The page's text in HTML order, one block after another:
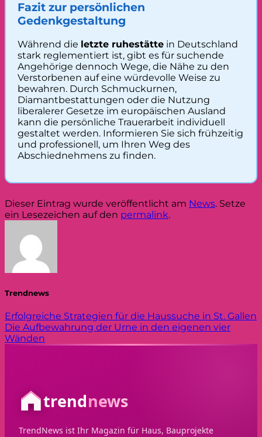
Fazit zur persönlichen
Gedenkgestaltung
Während die letzte ruhestätte in Deutschland
stark reglementiert ist, gibt es für suchende
Angehörige dennoch Wege, die Nähe zu den
Verstorbenen auf eine würdevolle Weise zu
bewahren. Durch Schmuckurnen,
Diamantbestattungen oder die Nutzung
liberalerer Gesetze im europäischen Ausland
kann die persönliche Trauerarbeit individuell
gestaltet werden. Informieren Sie sich frühzeitig
und professionell, um Ihren Weg des
Abschiednehmens zu finden.
Dieser Eintrag wurde veröffentlicht am News. Setze
ein Lesezeichen auf den permalink.
Trendnews
Erfolgreiche Strategien für die Haussuche in St. Gallen
Die Aufbewahrung der Urne in den eigenen vier
Wänden
trendnews
TrendNews ist Ihr Magazin für Haus, Bauprojekte